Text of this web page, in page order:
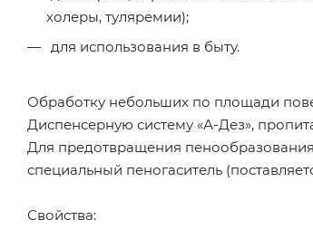
холеры, туляремии);
для использования в быту.
Обработку небольших по площади
Диспенсерную систему «А-Дез»,
Для предотвращения
специальный пеногаситель
Свойства: